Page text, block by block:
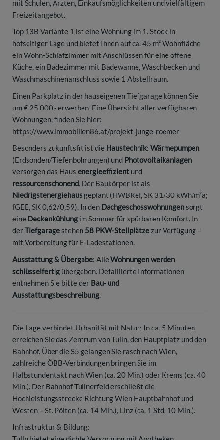
mit Schulen, Ärzten, Einkaufsmöglichkeiten und vielfältigem
Freizeitangebot.
Top 13B Variante 1 ist eine Wohnung im 1. Stock in
hofseitiger Lage und bietet Ihnen auf ca. 45 m² Wohnfläche
ein Wohn-Schlafzimmer mit Anschlüssen für eine offene
Küche, ein Badezimmer mit Badewanne, Waschbecken und
Waschmaschinenanschluss sowie 1 Abstellraum.
Einen Parkplatz in der hauseigenen Tiefgarage können Sie
um € 25.000,- erwerben. Eine Übersicht aller verfügbaren
Wohnungen, finden Sie hier:
https://www.immobilien86.at/projekt-junge-roemer
Besonders zukunftsfit ist die Haustechnik: Wärmepumpen
(Erdsonden/Tiefenbohrungen) und Photovoltaikanlagen
versorgen das Haus energieeffizient und
ressourcenschonend. Der Baukörper ist als
Niedrigstenergiehaus geplant (HWBRef, SK 31/30 kWh/m²a;
fGEE, SK 0,62/0,59). In den Dachgeschosswohnungensorgt
eine Deckenkühlung im Sommer für spürbaren Komfort. In
derTiefgaragestehen 58 PKW-Stellplätzezur Verfügung –
mit Vorbereitung für E-Ladestationen.
Ausstattung & Übergabe: Alle Wohnungen werden
schlüsselfertig übergeben. Detaillierte Informationen
entnehmen Sie bitte der Bau- und
Ausstattungsbeschreibung.
Die Lage verbindet Urbanität mit Natur: In ca. 5 Minuten
erreichen Sie das Zentrum von Tulln, den Hauptplatz und den
Bahnhof. Über die S5 gelangen Sie rasch nach Wien,
zahlreiche ÖBB-Verbindungen bringen Sie im
Halbstundentakt nach Wien (ca. 20 Min.) oder Krems (ca. 40
Min.). Der Bahnhof Tullnerfeld erschließt die
Hochleistungsstrecke Richtung Wien Hauptbahnhof und
Westen – St. Pölten (ca. 14 Min.), Linz (ca. 1 Std. 10 Min.).
Infrastruktur & Bildung: